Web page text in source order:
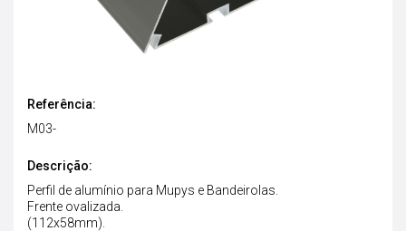
Referência:
M03-
Descrição:
Perfil de alumínio para Mupys e Bandeirolas.
Frente ovalizada.
(112x58mm).